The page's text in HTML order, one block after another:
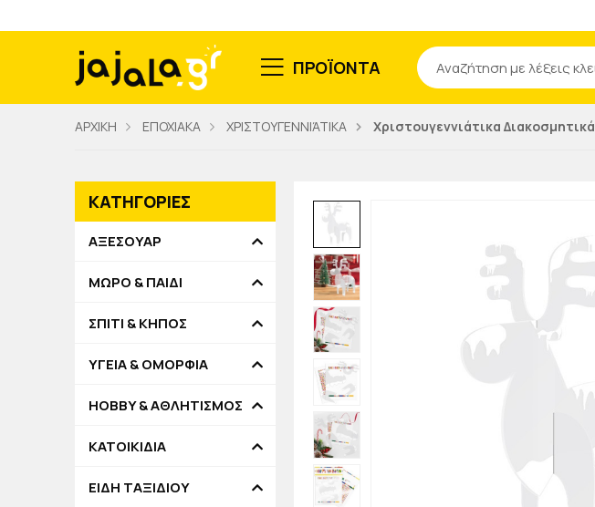
ΠΡΟΪΟΝΤΑ
Αναζήτηση
ΑΡΧΙΚΗ ΕΠΟΧΙΑΚΑ ΧΡΙΣΤΟΥΓΕΝΝΙΆΤΙΚΑ Χριστουγεννιάτικα Διακοσμητικά
ΚΑΤΗΓΟΡΙΕΣ
ΑΞΕΣΟΥΑΡ
ΜΩΡΟ & ΠΑΙΔΙ
ΣΠΙΤΙ & ΚΗΠΟΣ
ΥΓΕΙΑ & ΟΜΟΡΦΙΑ
HOBBY & ΑΘΛΗΤΙΣΜΟΣ
ΚΑΤΟΙΚΙΔΙΑ
ΕΙΔΗ ΤΑΞΙΔΙΟΥ